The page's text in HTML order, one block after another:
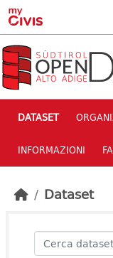
Skip to main content
DATASET
INFORMAZIONI
Dataset